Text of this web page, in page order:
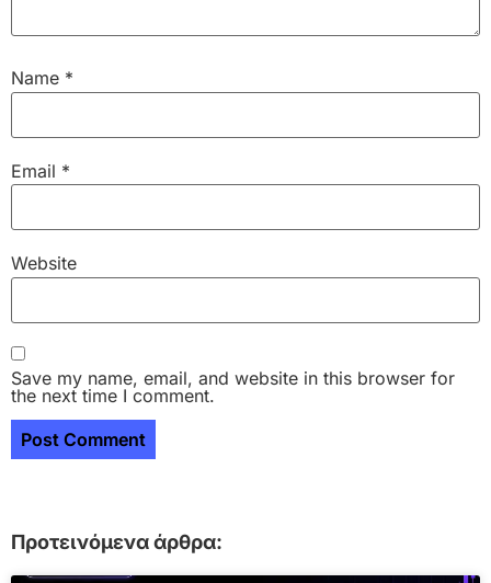
Name *
Email *
Website
Save my name, email, and website in this browser for
the next time I comment.
Προτεινόμενα άρθρα: